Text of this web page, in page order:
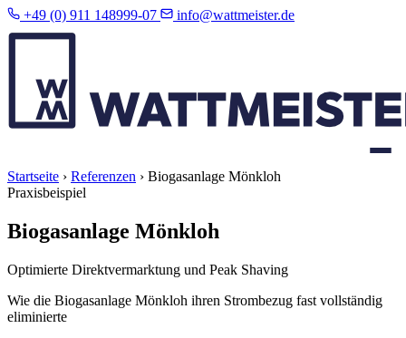
+49 (0) 911 148999-07 info@wattmeister.de
Startseite › Referenzen › Biogasanlage Mönkloh
Praxisbeispiel
Biogasanlage Mönkloh
Optimierte Direktvermarktung und Peak Shaving
Wie die Biogasanlage Mönkloh ihren Strombezug fast vollständig
eliminierte